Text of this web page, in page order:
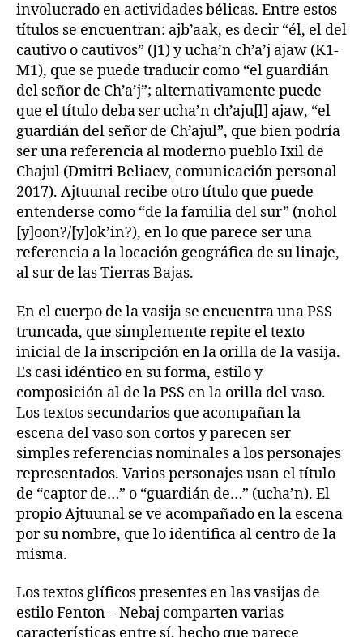
involucrado en actividades bélicas. Entre estos
títulos se encuentran: ajb’aak, es decir “él, el del
cautivo o cautivos” (J1) y ucha’n ch’a’j ajaw (K1-
M1), que se puede traducir como “el guardián
del señor de Ch’a’j”; alternativamente puede
que el título deba ser ucha’n ch’aju[l] ajaw, “el
guardián del señor de Ch’ajul”, que bien podría
ser una referencia al moderno pueblo Ixil de
Chajul (Dmitri Beliaev, comunicación personal
2017). Ajtuunal recibe otro título que puede
entenderse como “de la familia del sur” (nohol
[y]oon?/[y]ok’in?), en lo que parece ser una
referencia a la locación geográfica de su linaje,
al sur de las Tierras Bajas.
En el cuerpo de la vasija se encuentra una PSS
truncada, que simplemente repite el texto
inicial de la inscripción en la orilla de la vasija.
Es casi idéntico en su forma, estilo y
composición al de la PSS en la orilla del vaso.
Los textos secundarios que acompañan la
escena del vaso son cortos y parecen ser
simples referencias nominales a los personajes
representados. Varios personajes usan el título
de “captor de…” o “guardián de…” (ucha’n). El
propio Ajtuunal se ve acompañado en la escena
por su nombre, que lo identifica al centro de la
misma.
Los textos glíficos presentes en las vasijas de
estilo Fenton – Nebaj comparten varias